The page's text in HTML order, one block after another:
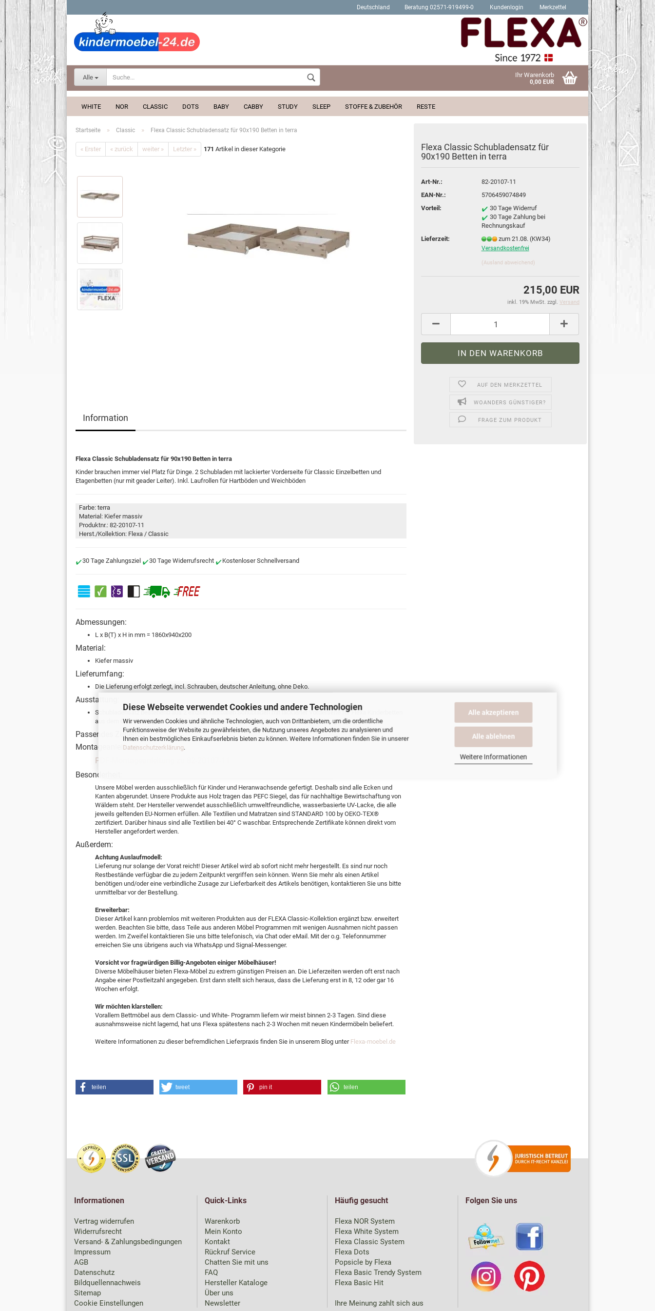
Diese Webseite verwendet Cookies und andere Technologien
Wir verwenden Cookies und ähnliche Technologien, auch von Drittanbietern, um die ordentliche
Funktionsweise der Website zu gewährleisten, die Nutzung unseres Angebotes zu analysieren und
Ihnen ein bestmögliches Einkaufserlebnis bieten zu können. Weitere Informationen finden Sie in unserer
Datenschutzerklärung.
Alle akzeptieren
Alle ablehnen
Weitere Informationen
Deutschland Beratung 02571-919499-0 Kundenlogin
Konto erstellen
Passwort vergessen?
Merkzettel
Alle Ihr Warenkorb
0,00 EUR
WHITE NOR CLASSIC DOTS BABY CABBY STUDY SLEEP STOFFE & ZUBEHÖR RESTE
Schrauben für Hit Produkte
Startseite » Classic » Flexa Classic Schubladensatz für 90x190 Betten in terra
« Erster « zurück weiter » Letzter » 171 Artikel in dieser Kategorie
Flexa Classic Schubladensatz für
90x190 Betten in terra
Art-Nr.:
82-20107-11
EAN-Nr.:
5706459074849
Vorteil:
30 Tage Widerruf
30 Tage Zahlung bei
Rechnungskauf
Lieferzeit:
zum 21.08. (KW34)
Versandkostenfrei
(Ausland abweichend)
215,00 EUR
inkl. 19% MwSt. zzgl. Versand
AUF DEN MERKZETTEL
WOANDERS GÜNSTIGER?
FRAGE ZUM PRODUKT
Information
Flexa Classic Schubladensatz für 90x190 Betten in terra
Kinder brauchen immer viel Platz für Dinge. 2 Schubladen mit lackierter Vorderseite für Classic Einzelbetten und
Etagenbetten (nur mit geader Leiter). Inkl. Laufrollen für Hartböden und Weichböden
Farbe: terra
Material: Kiefer massiv
Produktnr.: 82-20107-11
Herst./Kollektion: Flexa / Classic
30 Tage Zahlungsziel 30 Tage Widerrufsrecht Kostenloser Schnellversand
Abmessungen:
L x B(T) x H in mm = 1860x940x200
Material:
Kiefer massiv
Lieferumfang:
Die Lieferung erfolgt zerlegt, incl. Schrauben, deutscher Anleitung, ohne Deko.
Ausstattung:
Schubladensatz bestehend aus 2 einzeln fahrbaren Schubladen mit lackierter Vorderseite für Flexa Kinderbetten
aus dem Classic Programm. Schubladen sind auf Laufrollen für Hart- und Weichböden gelagert.
Passendes Zubehör:
Montageanleitung:
PDF-Montageanleitung zu 82-20107-11
Besonderheit:
Unsere Möbel werden ausschließlich für Kinder und Heranwachsende gefertigt. Deshalb sind alle Ecken und
Kanten abgerundet. Unsere Produkte aus Holz tragen das PEFC Siegel, das für nachhaltige Bewirtschaftung von
Wäldern steht. Der Hersteller verwendet ausschließlich umweltfreundliche, wasserbasierte UV-Lacke, die alle
jeweils geltenden EU-Normen erfüllen. Alle Textilien und Matratzen sind STANDARD 100 by OEKO-TEX®
zertifiziert. Darüber hinaus sind alle Textilien bei 40° C waschbar. Entsprechende Zertifikate können direkt vom
Hersteller angefordert werden.
Außerdem:
Achtung Auslaufmodell:
Lieferung nur solange der Vorat reicht! Dieser Artikel wird ab sofort nicht mehr hergestellt. Es sind nur noch
Restbestände verfügbar die zu jedem Zeitpunkt vergriffen sein können. Wenn Sie mehr als einen Artikel
benötigen und/oder eine verbindliche Zusage zur Lieferbarkeit des Artikels benötigen, kontaktieren Sie uns bitte
unmittelbar vor der Bestellung.
Erweiterbar:
Dieser Artikel kann problemlos mit weiteren Produkten aus der FLEXA Classic-Kollektion ergänzt bzw. erweitert
werden. Beachten Sie bitte, dass Teile aus anderen Möbel Programmen mit wenigen Ausnahmen nicht passen
werden. Im Zweifel kontaktieren Sie uns bitte telefonisch, via Chat oder eMail. Mit der o.g. Telefonnummer
erreichen Sie uns übrigens auch via WhatsApp und Signal-Messenger.
Vorsicht vor fragwürdigen Billig-Angeboten einiger Möbelhäuser!
Diverse Möbelhäuser bieten Flexa-Möbel zu extrem günstigen Preisen an. Die Lieferzeiten werden oft erst nach
Angabe einer Postleitzahl angegeben. Erst dann stellt sich heraus, dass die Lieferung erst in 8, 12 oder gar 16
Wochen erfolgt.
Wir möchten klarstellen:
Vorallem Bettmöbel aus dem Classic- und White- Programm liefern wir meist binnen 2-3 Tagen. Sind diese
ausnahmsweise nicht lagernd, hat uns Flexa spätestens nach 2-3 Wochen mit neuen Kindermöbeln beliefert.
Weitere Informationen zu dieser befremdlichen Lieferpraxis finden Sie in unserem Blog unter Flexa-moebel.de
teilen tweet pin it teilen
Informationen
Vertrag widerrufen
Widerrufsrecht
Versand- & Zahlungsbedingungen
Impressum
AGB
Datenschutz
Bildquellennachweis
Sitemap
Cookie Einstellungen
Quick-Links
Warenkorb
Mein Konto
Kontakt
Rückruf Service
Chatten Sie mit uns
FAQ
Hersteller Kataloge
Über uns
Newsletter
Häufig gesucht
Flexa NOR System
Flexa White System
Flexa Classic System
Flexa Dots
Popsicle by Flexa
Flexa Basic Trendy System
Flexa Basic Hit
Ihre Meinung zahlt sich aus
Folgen Sie uns